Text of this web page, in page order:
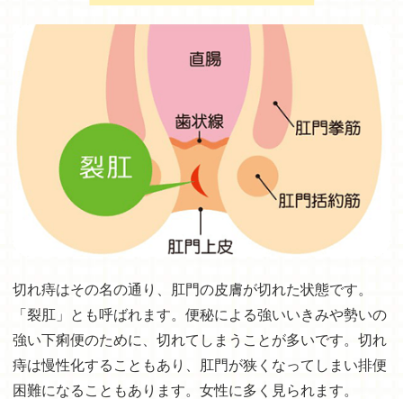
切れ痔はその名の通り、肛門の皮膚が切れた状態です。
「裂肛」とも呼ばれます。便秘による強いいきみや勢いの
強い下痢便のために、切れてしまうことが多いです。切れ
痔は慢性化することもあり、肛門が狭くなってしまい排便
困難になることもあります。女性に多く見られます。